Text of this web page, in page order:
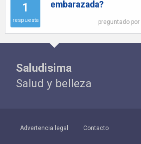
1
respuesta
embarazada?
preguntado por
Saludisima
Salud y belleza
Advertencia legal Contacto